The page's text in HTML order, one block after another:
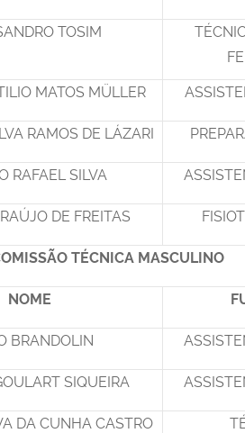
TOSIM
MATOS MÜLLER
RAMOS DE LÁZARI
RAFAEL SILVA
DE FREITAS
TÉCNICA MASCULINO
NOME
BRANDOLIN
SIQUEIRA
DA CUNHA CASTRO